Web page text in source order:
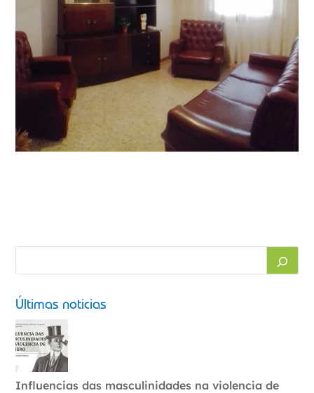
Últimas noticias
Influencias das masculinidades na violencia de